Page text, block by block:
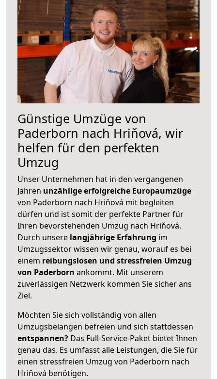
Günstige Umzüge von
Paderborn nach Hriňová, wir
helfen für den perfekten
Umzug
Unser Unternehmen hat in den vergangenen
Jahren unzählige erfolgreiche Europaumzüge
von Paderborn nach Hriňová mit begleiten
dürfen und ist somit der perfekte Partner für
Ihren bevorstehenden Umzug nach Hriňová.
Durch unsere langjährige Erfahrung im
Umzugssektor wissen wir genau, worauf es bei
einem reibungslosen und stressfreien Umzug
von Paderborn ankommt. Mit unserem
zuverlässigen Netzwerk kommen Sie sicher ans
Ziel.
Möchten Sie sich vollständig von allen
Umzugsbelangen befreien und sich stattdessen
entspannen? Das Full-Service-Paket bietet Ihnen
genau das. Es umfasst alle Leistungen, die Sie für
einen stressfreien Umzug von Paderborn nach
Hriňová benötigen.